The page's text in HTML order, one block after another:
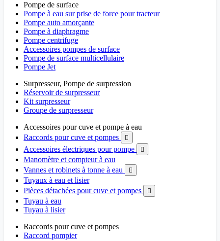
Pompe de surface
Pompe à eau sur prise de force pour tracteur
Pompe auto amorçante
Pompe à diaphragme
Pompe centrifuge
Accessoires pompes de surface
Pompe de surface multicellulaire
Pompe Jet
Surpresseur, Pompe de surpression
Réservoir de surpresseur
Kit surpresseur
Groupe de surpresseur
Accessoires pour cuve et pompe à eau
Raccords pour cuve et pompes

Accessoires électriques pour pompe 
Manomètre et compteur à eau
Vannes et robinets à tonne à eau

Tuyaux à eau et lisier
Pièces détachées pour cuve et pompes

Tuyau à eau
Tuyau à lisier
Raccords pour cuve et pompes
Raccord pompier